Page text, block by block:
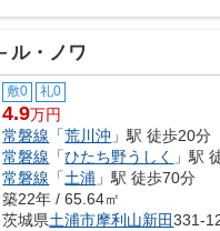
ル・ノワ
敷0 礼0
4.9万円
常磐線 「荒川沖 」駅 徒歩20分
常磐線 「ひたち野うしく
」駅
常磐線 「土浦 」駅 徒歩70分
築22年 / 65.64㎡
茨城県土浦市摩利山新田331-